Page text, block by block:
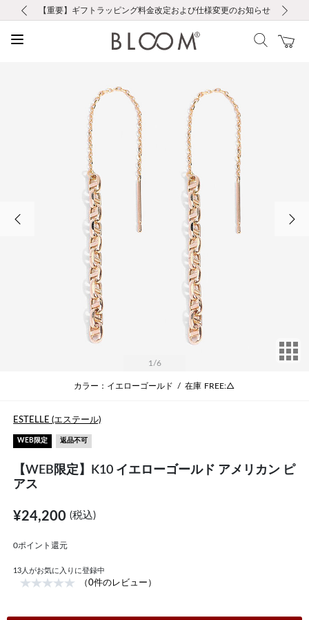
お修理・アフターサービスのご案内
【重要】令和８年熊本地震に伴う集配への影響について
【重要】ギフトラッピング料金改定および仕様変更のお知らせ
【重要】夏季休業の営業についてのご案内
税込5,500円以上で送料無料｜最短24時間以内に発送
新規会員登録で1000ポイントプレゼント！
LINE友だち登録で500円クーポンプレゼント
会員限定！レビュー投稿で100ポイントプレゼント
お修理・アフターサービスのご案内
【重要】令和８年熊本地震に伴う集配への影響について
1 /6
カラー：イエローゴールド / 在庫 FREE:△
ESTELLE (エステール)
WEB限定 返品不可
【WEB限定】K10 イエローゴールド アメリカン ピ
アス
¥24,200(税込)
0ポイント還元
13 人がお気に入りに登録中
（0件のレビュー）